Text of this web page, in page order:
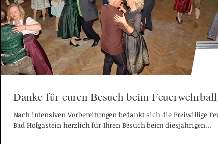
Danke für euren Besuch beim
Nach intensiven Vorbereitungen bedankt sich die Freiwillige
Bad Hofgastein herzlich für Ihren Besuch beim diesjährigen...